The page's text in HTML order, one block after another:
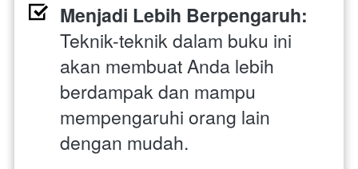
Menjadi Lebih Berpengaruh:
Teknik-teknik dalam buku ini
akan membuat Anda lebih
berdampak dan mampu
mempengaruhi orang lain
dengan mudah.